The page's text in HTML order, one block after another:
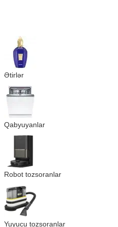
Ətirlər
Qabyuyanlar
Robot tozsoranlar
Yuyucu tozsoranlar